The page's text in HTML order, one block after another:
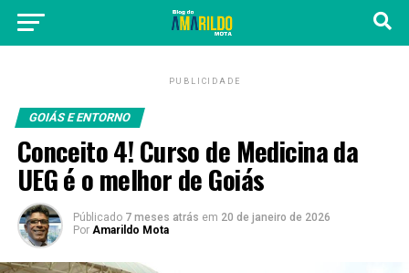
PUBLICIDADE
GOIÁS E ENTORNO
Conceito 4! Curso de Medicina da
UEG é o melhor de Goiás
Públicado 7 meses atrás em 20 de janeiro de 2026
Por Amarildo Mota